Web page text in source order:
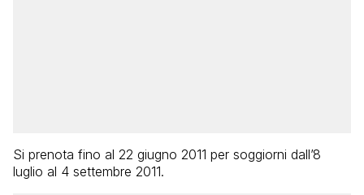
Si prenota fino al 22 giugno 2011 per soggiorni dall’8
luglio al 4 settembre 2011.